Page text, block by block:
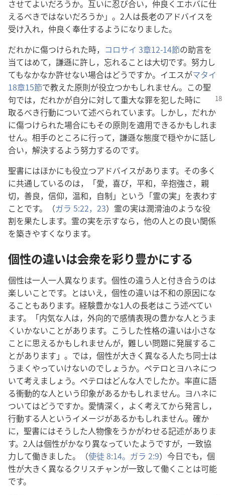
させてよいだろうか。互いに忍び合い，仲良くエホバに仕
えるべきではないだろうか」。2人は長老のアドバイスを
受け入れ，仲良く奉仕するようになりました。
だれかに傷つけられた時， コロサイ 3章12-14節の助言を
当てはめて，謙遜に許し，忘れることは大切です。努力し
てもなかなか許せない場合はどうですか。イエスがマタイ
18章15節で教えた原則が役立つかもしれません。この聖
句では，だれかが自分に対して重大な罪を犯した時に
取るべき行動について述べられています。しかし，だれか
に傷つけられた場合にもその原則を適用できるかもしれま
せん。相手のところに行って，謙遜な態度で穏やかに話し
合い，解決するよう努力するのです。
聖書にはほかにも役立つアドバイスがあります。その多く
に共通しているのは，「愛，喜び，平和，辛抱強さ，親
切，善良，信仰，温和，自制」という「霊の実」を表わす
ことです。（ガラ 5:22，23）霊の実は潤滑油のような役
割を果たします。霊の実を示すなら，他の人との良い関係
を築きやすくなります。
個性の違いは会衆を彩り豊かにする
個性は一人一人異なります。個性の違う人と付き合うのは
楽しいことです。とはいえ，個性の違いは不和の原因にな
ることもあります。経験豊かな1人の長老はこう述べてい
ます。「内気な人は，外向的で感情表現の豊かな人とうま
くいかないことがあります。こうした性格の違いは小さな
ことに思えるかもしれませんが，難しい問題に発展するこ
とがあります」。では，個性が大きく異なる人たち同士は
うまくやっていけないのでしょうか。ペテロとヨハネにつ
いて考えましょう。ペテロはどんな人でしたか。率直に語
る衝動的な人という印象があるかもしれません。ヨハネに
ついてはどうですか。愛情深く，よく考えてから発言し，
行動する人というイメージがあるかもしれません。確か
に，聖書にはそうした人物像をうかがわせる記述がありま
す。2人は個性がかなり異なっていたようですが，一致協
力して働きました。（使徒 8:14。 ガラ 2:9）今日でも，個
性が大きく異なるクリスチャンが一致して働くことは可能
です。